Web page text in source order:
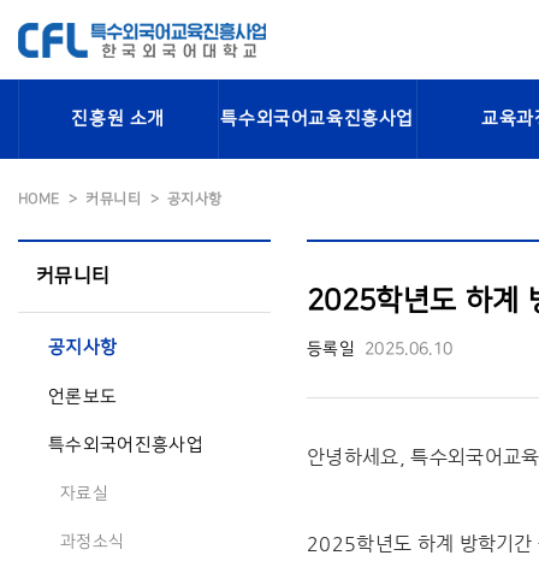
진흥원 소개 특수외국어교육진흥사업 교육과
HOME 커뮤니티 공지사항
커뮤니티
공지사항
언론보도
특수외국어진흥사업
자료실
과정소식
2025학년도 하계
등록일 2025.06.10
안녕하세요, 특수외국어교
2025학년도 하계 방학기간